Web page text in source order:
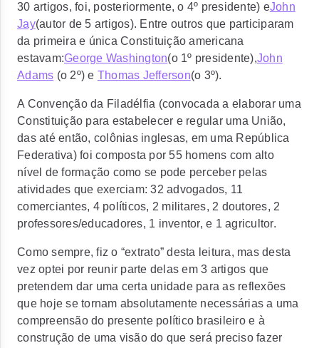
30 artigos, foi, posteriormente, o 4º presidente) eJohn
Jay(autor de 5 artigos). Entre outros que participaram
da primeira e única Constituição americana
estavam:George Washington(o 1º presidente),John
Adams (o 2º) e Thomas Jefferson(o 3º).
A Convenção da Filadélfia (convocada a elaborar uma
Constituição para estabelecer e regular uma União,
das até então, colônias inglesas, em uma República
Federativa) foi composta por 55 homens com alto
nível de formação como se pode perceber pelas
atividades que exerciam: 32 advogados, 11
comerciantes, 4 políticos, 2 militares, 2 doutores, 2
professores/educadores, 1 inventor, e 1 agricultor.
Como sempre, fiz o “extrato” desta leitura, mas desta
vez optei por reunir parte delas em 3 artigos que
pretendem dar uma certa unidade para as reflexões
que hoje se tornam absolutamente necessárias a uma
compreensão do presente político brasileiro e à
construção de uma visão do que será preciso fazer